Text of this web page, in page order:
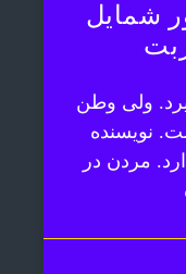
شمایل
ولی وطن
نویسنده
مردن در